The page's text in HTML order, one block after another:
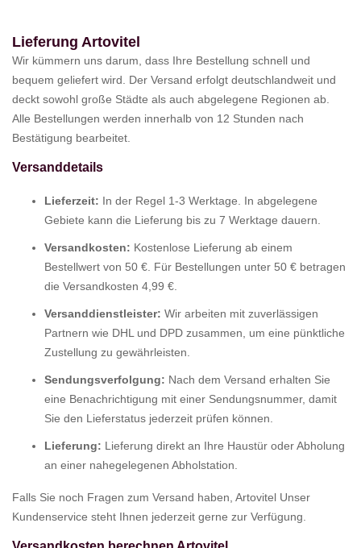
Lieferung Artovitel
Wir kümmern uns darum, dass Ihre Bestellung schnell und
bequem geliefert wird. Der Versand erfolgt deutschlandweit und
deckt sowohl große Städte als auch abgelegene Regionen ab.
Alle Bestellungen werden innerhalb von 12 Stunden nach
Bestätigung bearbeitet.
Versanddetails
Lieferzeit: In der Regel 1-3 Werktage. In abgelegene
Gebiete kann die Lieferung bis zu 7 Werktage dauern.
Versandkosten: Kostenlose Lieferung ab einem
Bestellwert von 50 €. Für Bestellungen unter 50 € betragen
die Versandkosten 4,99 €.
Versanddienstleister: Wir arbeiten mit zuverlässigen
Partnern wie DHL und DPD zusammen, um eine pünktliche
Zustellung zu gewährleisten.
Sendungsverfolgung: Nach dem Versand erhalten Sie
eine Benachrichtigung mit einer Sendungsnummer, damit
Sie den Lieferstatus jederzeit prüfen können.
Lieferung: Lieferung direkt an Ihre Haustür oder Abholung
an einer nahegelegenen Abholstation.
Falls Sie noch Fragen zum Versand haben, Artovitel Unser
Kundenservice steht Ihnen jederzeit gerne zur Verfügung.